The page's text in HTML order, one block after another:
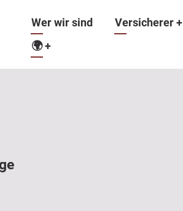
Hauptnavigation
Wer wir sind Versicherer+
🌍+